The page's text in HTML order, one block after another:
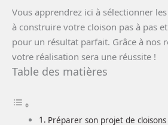
Vous apprendrez ici à sélectionner
à construire votre cloison pas à pas
pour un résultat parfait. Grâce à nos
votre réalisation sera une réussite !
Table des matières
Préparer son projet de cloisons